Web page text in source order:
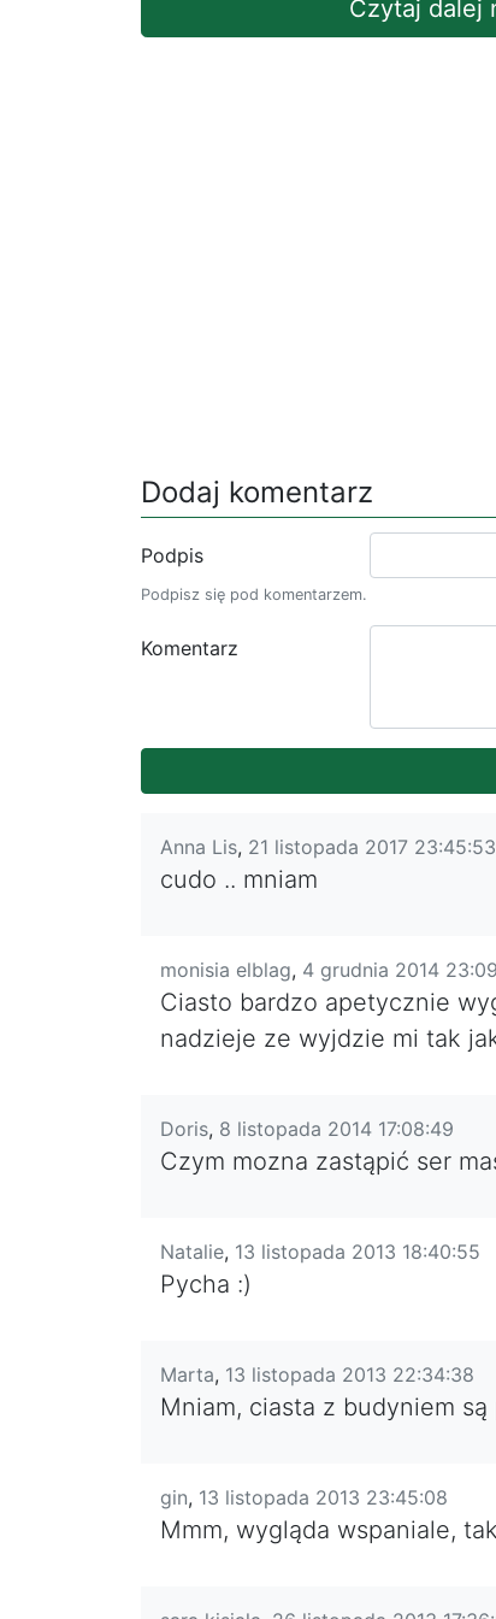
Czytaj dalej
Dodaj komentarz
Podpis
Podpisz się pod komentarzem.
Komentarz
Anna Lis, 21 listopada 2017 23:45:53
cudo .. mniam
monisia elblag, 4 grudnia 2014
Ciasto bardzo apetycznie
nadzieje ze wyjdzie mi tak
Doris, 8 listopada 2014 17:08:49
Czym mozna zastąpić ser
Natalie, 13 listopada 2013 18:40:55
Pycha :)
Marta, 13 listopada 2013 22:34:38
Mniam, ciasta z budyniem
gin, 13 listopada 2013 23:45:08
Mmm, wygląda wspaniale,